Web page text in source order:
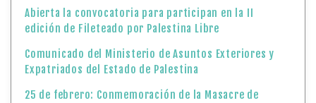
Abierta la convocatoria para participan en la II
edición de Fileteado por Palestina Libre
Comunicado del Ministerio de Asuntos Exteriores y
Expatriados del Estado de Palestina
25 de febrero: Conmemoración de la Masacre de